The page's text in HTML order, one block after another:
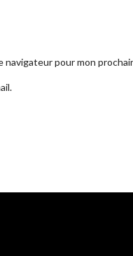
navigateur pour mon